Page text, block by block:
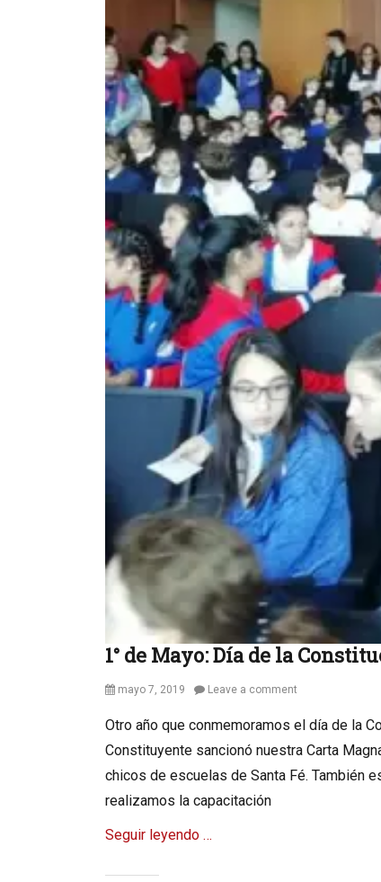
1° de Mayo: Día de la
Posted
mayo 7, 2019 Leave a comment
Otro año que conmemoramos el día de la
Constituyente sancionó nuestra Carta
chicos de escuelas de Santa Fé. También
realizamos la capacitación
Seguir leyendo …